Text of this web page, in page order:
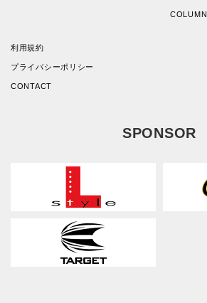
COLUMN
利用規約
プライバシーポリシー
CONTACT
SPONSOR